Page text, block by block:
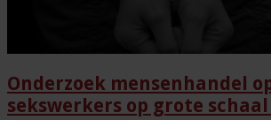
Onderzoek mensenhandel
sekswerkers op grote